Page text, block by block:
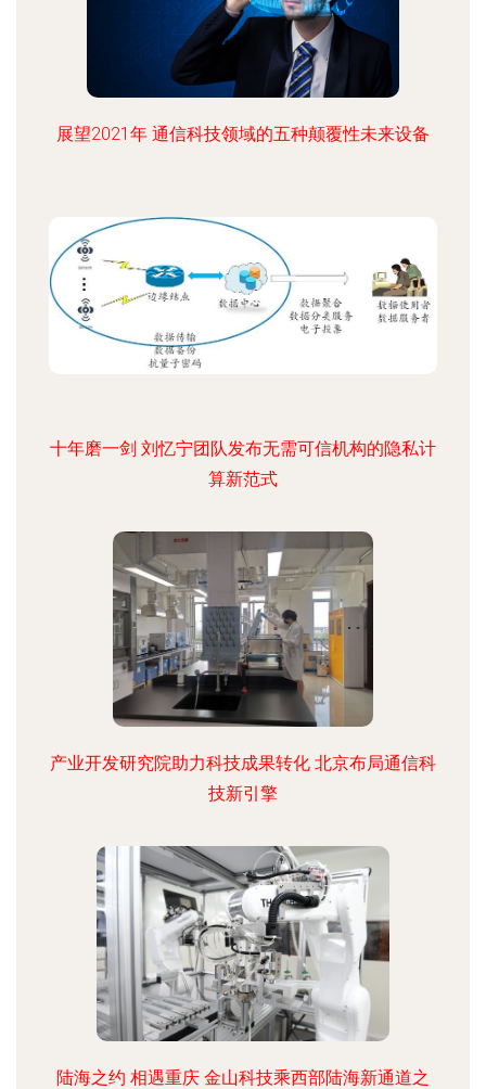
展望2021年 通信科技领域的五种颠覆性未来设备
十年磨一剑 刘忆宁团队发布无需可信机构的隐私计
算新范式
产业开发研究院助力科技成果转化 北京布局通信科
技新引擎
陆海之约 相遇重庆 金山科技乘西部陆海新通道之